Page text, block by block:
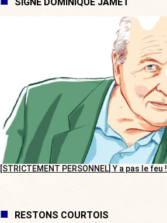
[STRICTEMENT PERSONNEL] Y a pas le feu !
RESTONS COURTOIS